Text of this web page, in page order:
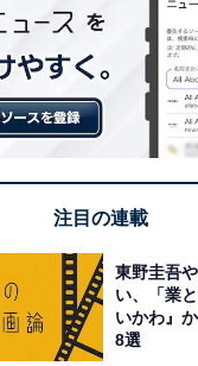
注目の連載
東野圭吾
い、「業
いかわ』
8選